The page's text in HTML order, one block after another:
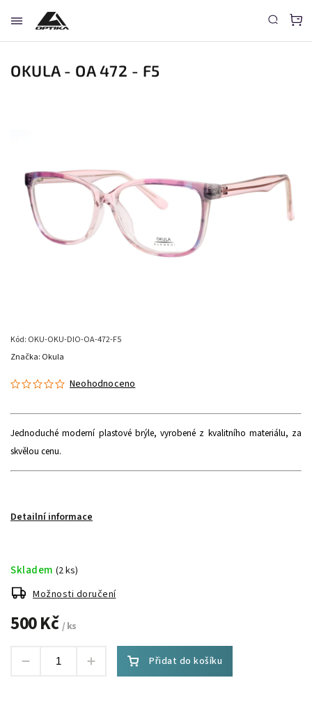
OKULA - OA 472 - F5
Kód: OKU-OKU-DIO-OA-472-F5
Neohodnoceno
Jednoduché moderní plastové brýle, vyrobené z kvalitního materiálu, za
skvělou cenu.
Detailní informace
Značka: Okula
500 Kč / ks
Skladem (2 ks)
Možnosti doručení
Přidat do košíku